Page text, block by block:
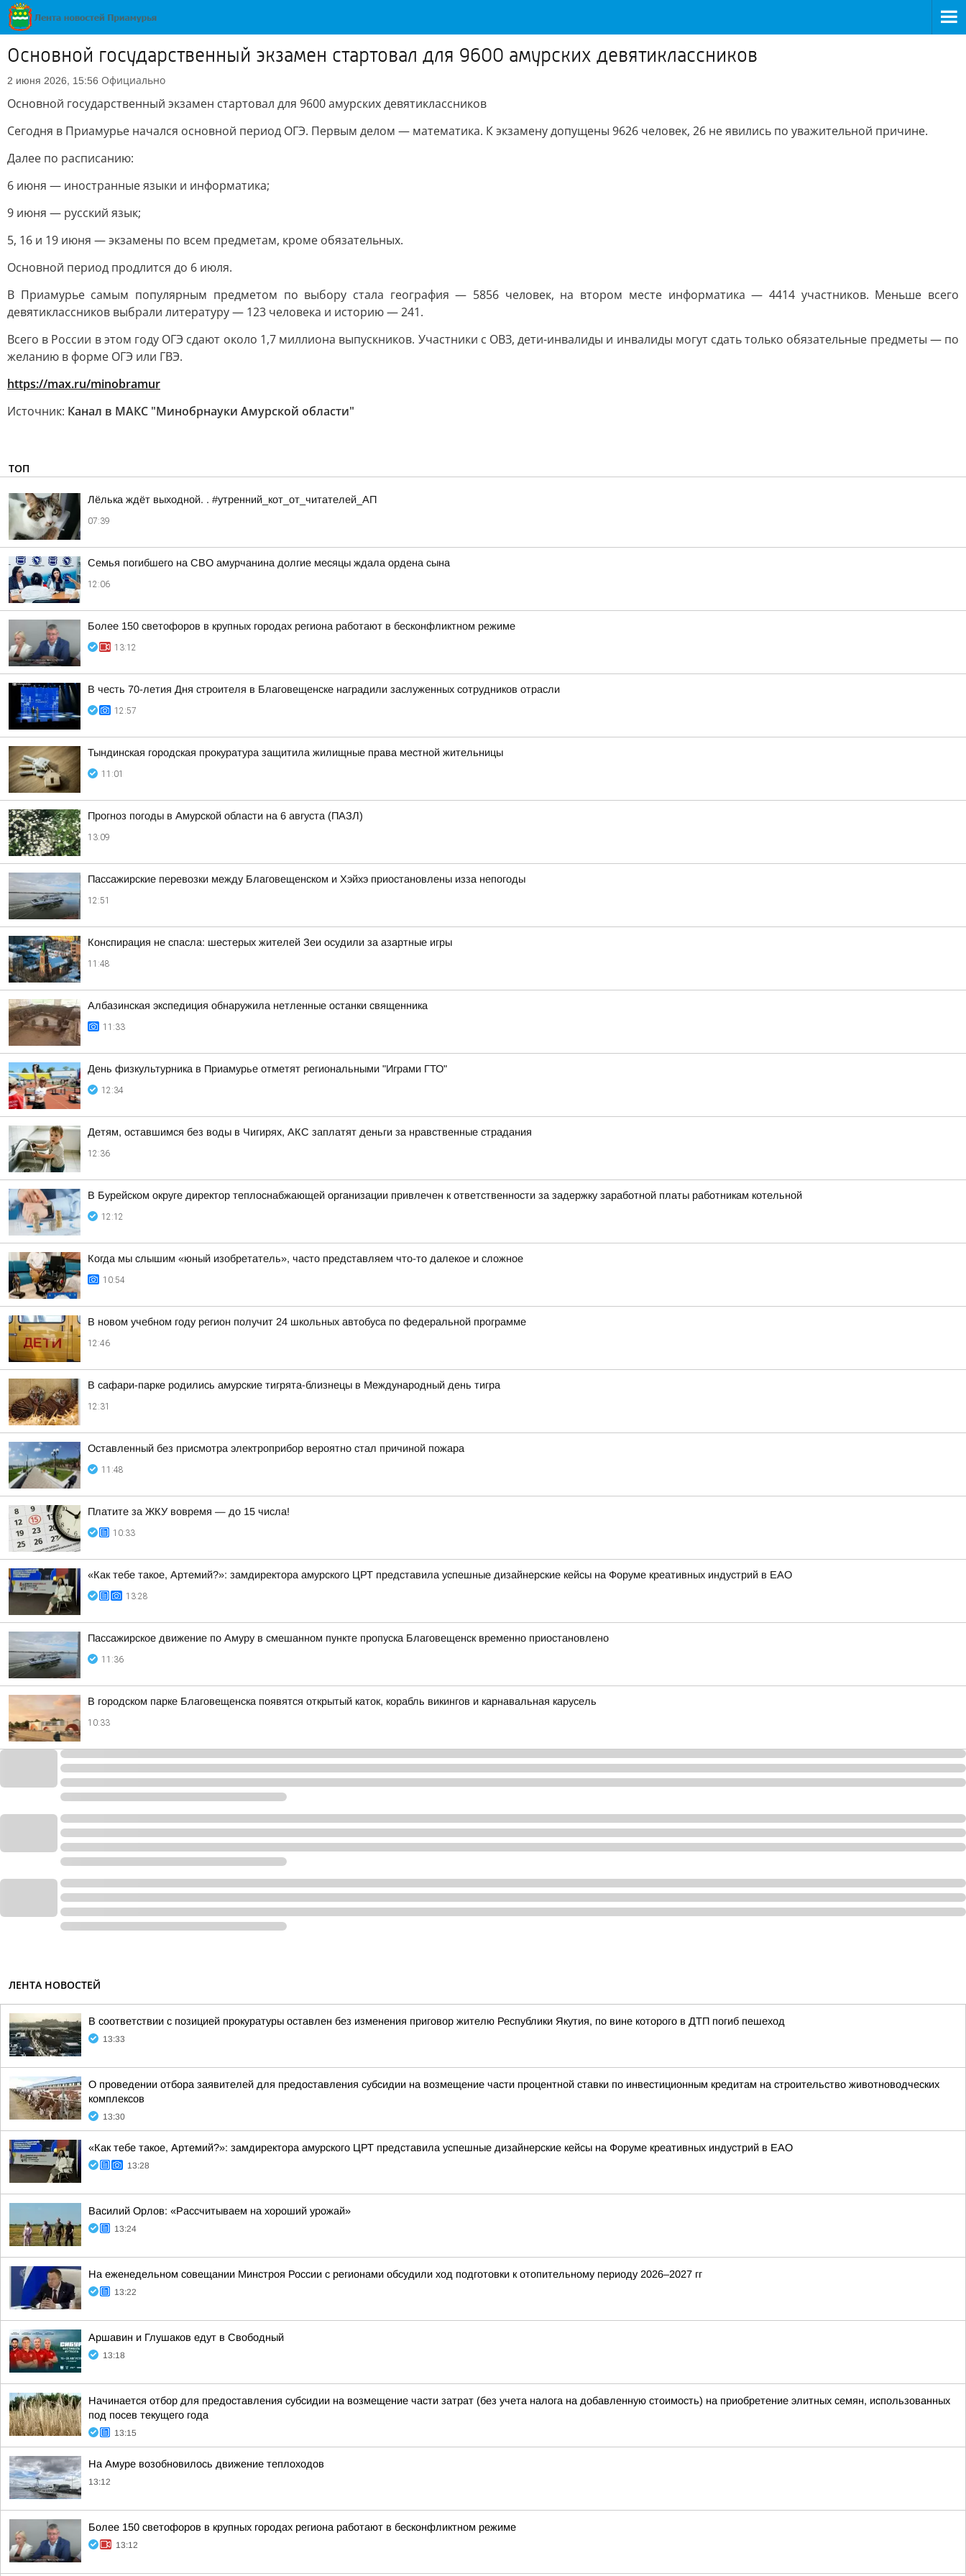
Основной государственный экзамен стартовал для 9600 амурских девятиклассников
2 июня 2026, 15:56 Официально
Основной государственный экзамен стартовал для 9600 амурских девятиклассников
Сегодня в Приамурье начался основной период ОГЭ. Первым делом — математика. К экзамену допущены 9626 человек, 26 не явились по уважительной причине.
Далее по расписанию:
6 июня — иностранные языки и информатика;
9 июня — русский язык;
5, 16 и 19 июня — экзамены по всем предметам, кроме обязательных.
Основной период продлится до 6 июля.
В Приамурье самым популярным предметом по выбору стала география — 5856 человек, на втором месте информатика — 4414 участников. Меньше всего
девятиклассников выбрали литературу — 123 человека и историю — 241.
Всего в России в этом году ОГЭ сдают около 1,7 миллиона выпускников. Участники с ОВЗ, дети-инвалиды и инвалиды могут сдать только обязательные предметы — по
желанию в форме ОГЭ или ГВЭ.
https://max.ru/minobramur
Источник: Канал в МАКС "Минобрнауки Амурской области"
ТОП
Лёлька ждёт выходной. . #утренний_кот_от_читателей_АП
07:39
Семья погибшего на СВО амурчанина долгие месяцы ждала ордена сына
12:06
Более 150 светофоров в крупных городах региона работают в бесконфликтном режиме
13:12
В честь 70-летия Дня строителя в Благовещенске наградили заслуженных сотрудников отрасли
12:57
Тындинская городская прокуратура защитила жилищные права местной жительницы
11:01
Прогноз погоды в Амурской области на 6 августа (ПАЗЛ)
13:09
Пассажирские перевозки между Благовещенском и Хэйхэ приостановлены изза непогоды
12:51
Конспирация не спасла: шестерых жителей Зеи осудили за азартные игры
11:48
Албазинская экспедиция обнаружила нетленные останки священника
11:33
День физкультурника в Приамурье отметят региональными "Играми ГТО"
12:34
Детям, оставшимся без воды в Чигирях, АКС заплатят деньги за нравственные страдания
12:36
В Бурейском округе директор теплоснабжающей организации привлечен к ответственности за задержку заработной платы работникам котельной
12:12
Когда мы слышим «юный изобретатель», часто представляем что-то далекое и сложное
10:54
В новом учебном году регион получит 24 школьных автобуса по федеральной программе
12:46
В сафари-парке родились амурские тигрята-близнецы в Международный день тигра
12:31
Оставленный без присмотра электроприбор вероятно стал причиной пожара
11:48
Платите за ЖКУ вовремя — до 15 числа!
10:33
«Как тебе такое, Артемий?»: замдиректора амурского ЦРТ представила успешные дизайнерские кейсы на Форуме креативных индустрий в ЕАО
13:28
Пассажирское движение по Амуру в смешанном пункте пропуска Благовещенск временно приостановлено
11:36
В городском парке Благовещенска появятся открытый каток, корабль викингов и карнавальная карусель
10:33
ЛЕНТА НОВОСТЕЙ
В соответствии с позицией прокуратуры оставлен без изменения приговор жителю Республики Якутия, по вине которого в ДТП погиб пешеход
13:33
О проведении отбора заявителей для предоставления субсидии на возмещение части процентной ставки по инвестиционным кредитам на строительство животноводческих
комплексов
13:30
«Как тебе такое, Артемий?»: замдиректора амурского ЦРТ представила успешные дизайнерские кейсы на Форуме креативных индустрий в ЕАО
13:28
Василий Орлов: «Рассчитываем на хороший урожай»
13:24
На еженедельном совещании Минстроя России с регионами обсудили ход подготовки к отопительному периоду 2026–2027 гг
13:22
Аршавин и Глушаков едут в Свободный
13:18
Начинается отбор для предоставления субсидии на возмещение части затрат (без учета налога на добавленную стоимость) на приобретение элитных семян, использованных
под посев текущего года
13:15
На Амуре возобновилось движение теплоходов
13:12
Более 150 светофоров в крупных городах региона работают в бесконфликтном режиме
13:12